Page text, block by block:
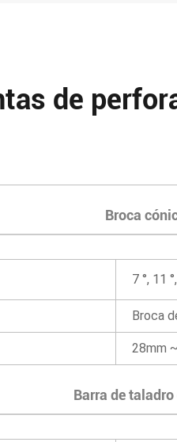
de
Broca
7 °, 11
Broca
28mm
Barra de